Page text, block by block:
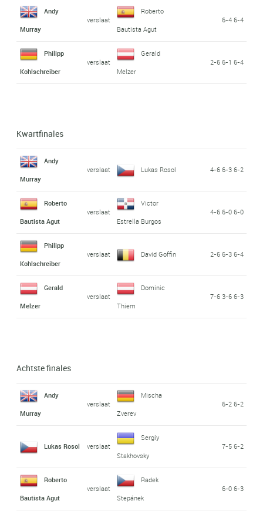
Andy
Murray
verslaat
Roberto
Bautista Agut
6-4 6-4
Philipp
Kohlschreiber
verslaat
Gerald
Melzer
2-6 6-1 6-4
Kwartfinales
Andy
Murray
verslaat Lukas Rosol 4-6 6-3 6-2
Roberto
Bautista Agut
verslaat
Victor
Estrella Burgos
4-6 6-0 6-0
Philipp
Kohlschreiber
verslaat David Goffin 2-6 6-3 6-4
Gerald
Melzer
verslaat
Dominic
Thiem
7-6 3-6 6-3
Achtste finales
Andy
Murray
verslaat
Mischa
Zverev
6-2 6-2
Lukas Rosol verslaat
Sergiy
Stakhovsky
7-5 6-2
Roberto
Bautista Agut
verslaat
Radek
Stepánek
6-0 6-3